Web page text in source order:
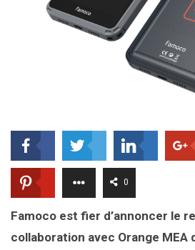
0
Famoco est fier d’annoncer le
collaboration avec Orange MEA